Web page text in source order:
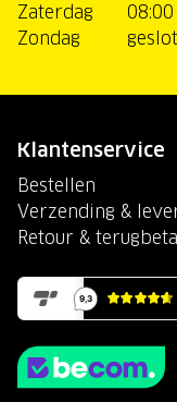
Zaterdag
Zondag
Klantenservice
Bestellen
Verzending &
Retour &